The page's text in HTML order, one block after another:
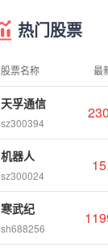
热门股票
股票名称 最
天孚通信
sz300394
机器人
sz300024
寒武纪
sh688256